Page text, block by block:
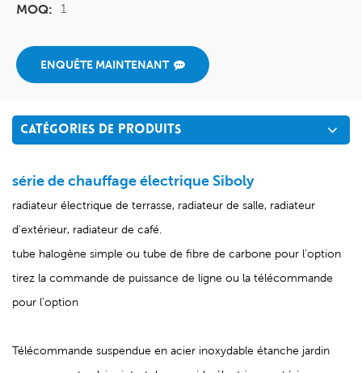
MOQ:
1
ENQUÊTE MAINTENANT
CATÉGORIES DE PRODUITS
série de chauffage électrique Siboly
radiateur électrique de terrasse, radiateur de salle, radiateur
d'extérieur, radiateur de café.
tube halogène simple ou tube de fibre de carbone pour l'option
tirez la commande de puissance de ligne ou la télécommande
pour l'option
Télécommande suspendue en acier inoxydable étanche jardin